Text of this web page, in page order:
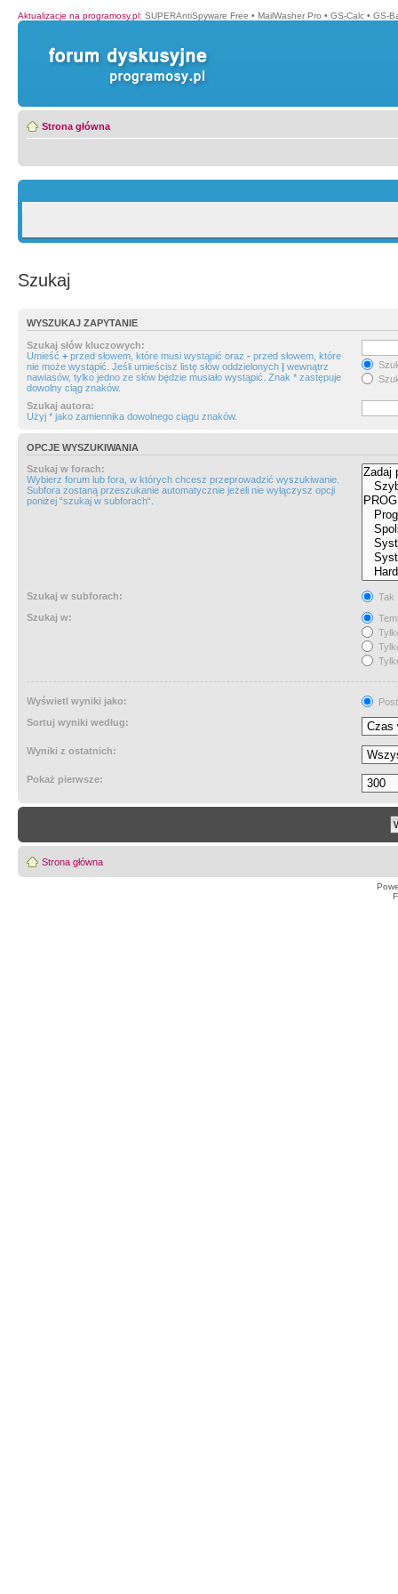
Aktualizacje na programosy.pl: SUPERAntiSpyware Free • MailWasher Pro • GS-Calc • GS-
Strona główna
Szukaj
WYSZUKAJ ZAPYTANIE
Szukaj słów kluczowych:
Umieść + przed słowem, które musi wystąpić oraz - przed słowem, które
nie może wystąpić. Jeśli umieścisz listę słów oddzielonych | wewnątrz
nawiasów, tylko jedno ze słów będzie musiało wystąpić. Znak * zastępuje
dowolny ciąg znaków.
Szukaj autora:
Użyj * jako zamiennika dowolnego ciągu znaków.
OPCJE WYSZUKIWANIA
Szukaj w forach:
Wybierz forum lub fora, w których chcesz przeprowadzić wyszukiwanie.
Subfora zostaną przeszukanie automatycznie jeżeli nie wyłączysz opcji
poniżej “szukaj w subforach“.
Szukaj w subforach:
Tak
Szukaj w:
Wyświetl wyniki jako:
Sortuj wyniki według:
Wyniki z ostatnich:
Pokaż pierwsze:
Strona główna